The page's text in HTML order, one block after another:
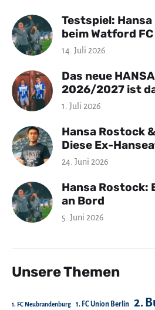
Testspiel:
beim Watford
14. Juli 2026
Das neue
2026/2027 ist
1. Juli 2026
Hansa Rostock
Diese Ex-
24. Juni 2026
Hansa Rostock:
an Bord
5. Juni 2026
Unsere Themen
1. FC Neubrandenburg 1. FC Union Berlin 2.